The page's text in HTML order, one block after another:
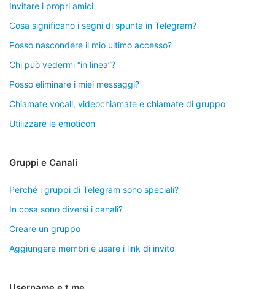
Invitare i propri amici
Cosa significano i segni di spunta in Telegram?
Posso nascondere il mio ultimo accesso?
Chi può vedermi “in linea”?
Posso eliminare i miei messaggi?
Chiamate vocali, videochiamate e chiamate di gruppo
Utilizzare le emoticon
Gruppi e Canali
Perché i gruppi di Telegram sono speciali?
In cosa sono diversi i canali?
Creare un gruppo
Aggiungere membri e usare i link di invito